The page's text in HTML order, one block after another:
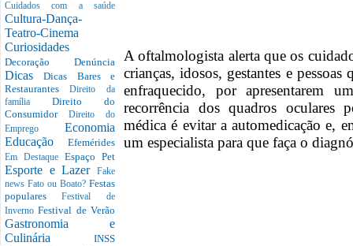
Cuidados com a saúde
Cultura-Dança-
Teatro-Cinema
Curiosidades
Decoração Denúncia
DicasDicas Bares e
RestaurantesDireito da
família Direito do
Consumidor Direito do
Emprego Economia
Educação Efemérides
Em Destaque Espaço Pet
Esporte e Lazer
Fake
news Fato ou Boato? Festas
popularesFestival de
InvernoFestival de Verão
Gastronomia e
Culinária INSS
A oftalmologista alerta que os
crianças, idosos, gestantes e
enfraquecido, por apresentarem
recorrência dos quadros oculares
médica é evitar a automedicação e,
um especialista para que faça o